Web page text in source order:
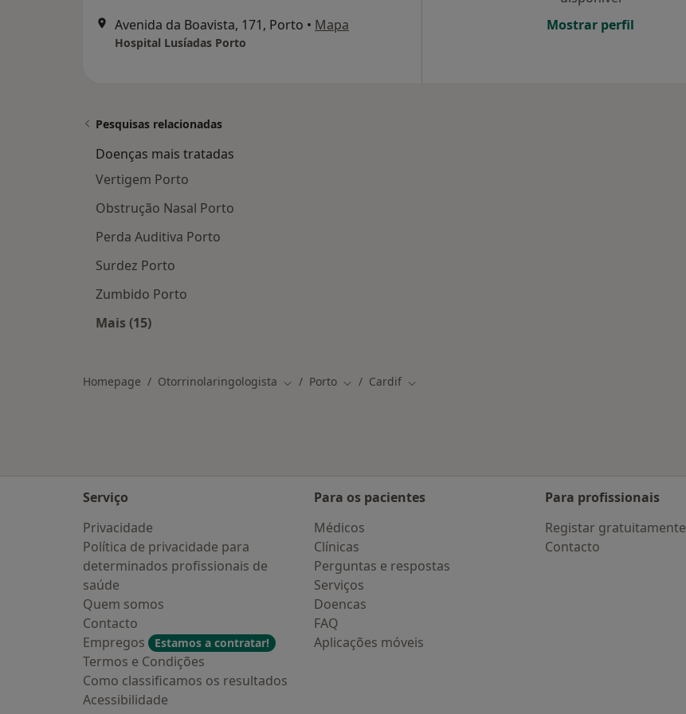
Avenida da Boavista, 171, Porto • Mapa
Hospital Lusíadas Porto
Mostrar perfil
Pesquisas relacionadas
Doenças mais tratadas
Vertigem Porto
Obstrução Nasal Porto
Perda Auditiva Porto
Surdez Porto
Zumbido Porto
Mais (15)
Homepage Otorrinolaringologista Mudar de cidade
Porto Mudar de cidade
Cardif Mudar de cidade
Serviço
Privacidade
Política de privacidade para
determinados profissionais de
saúde
Quem somos
Contacto
Empregos
Estamos a contratar!
Termos e Condições
Como classificamos os resultados
Acessibilidade
Para os pacientes
Médicos
Clínicas
Perguntas e respostas
Serviços
Doencas
FAQ
Aplicações móveis
Para profissionais
Registar gratuitamente
Contacto